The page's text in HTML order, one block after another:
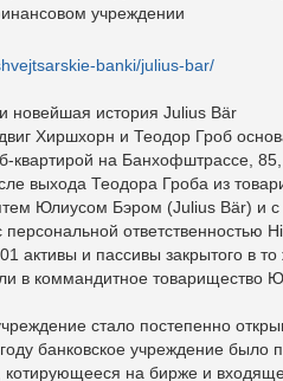
учреждении
banki/julius-bar/
новейшая история Julius Bär
Хиршхорн и Теодор Гроб
квартирой на Банхофштрассе, 85,
выхода Теодора Гроба из
Юлиусом Бэром (Julius Bär)
ответственностью
активы и пассивы закрытого в
в коммандитное товарищество
стало постепенно
банковское учреждение было
на бирже и